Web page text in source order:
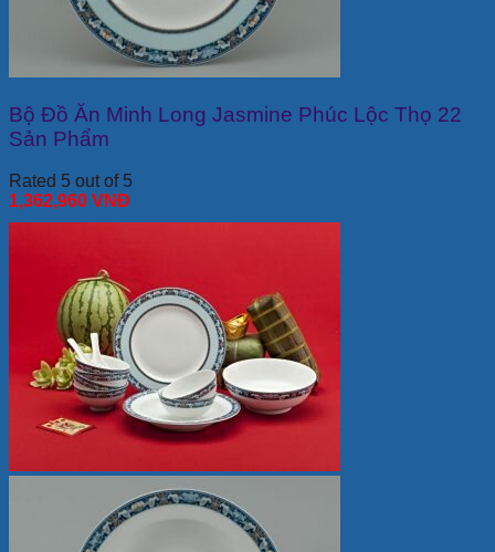
Bộ Đồ Ăn Minh Long Jasmine Phúc Lộc Thọ 22
Sản Phẩm
Rated 5 out of 5
1,362,960 VNĐ